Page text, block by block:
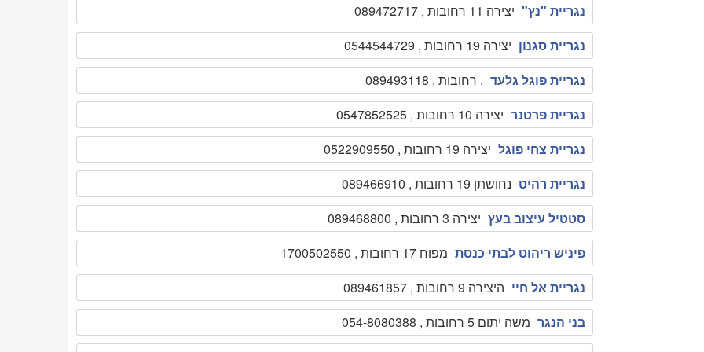
נגריית "נץ" יצירה 11 רחובות , 089472717
נגריית סגנון יצירה 19 רחובות , 0544544729
נגריית פוגל גלעד . רחובות , 089493118
נגריית פרטנר יצירה 10 רחובות , 0547852525
נגריית צחי פוגל יצירה 19 רחובות , 0522909550
נגריית רהיט נחושתן 19 רחובות , 089466910
סטטיל עיצוב בעץ יצירה 3 רחובות , 089468800
פיניש ריהוט לבתי כנסת מפוח 17 רחובות , 1700502550
נגריית אל חיי היצירה 9 רחובות , 089461857
בני הנגר משה יתום 5 רחובות , 054-8080388